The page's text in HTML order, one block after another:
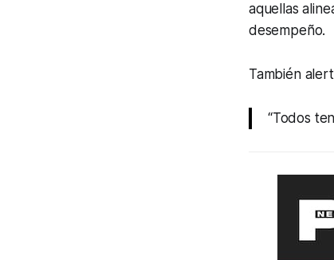
aquellas
desempeño.
También
“Todos